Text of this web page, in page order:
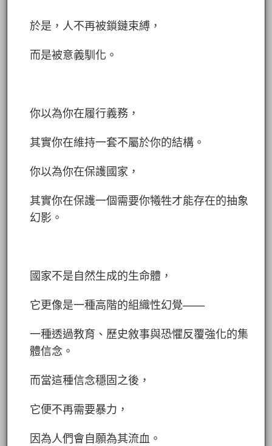
於是，人不再被鎖鏈束縛，
而是被意義馴化。
你以為你在履行義務，
其實你在維持一套不屬於你的結構。
你以為你在保護國家，
其實你在保護一個需要你犧牲才能存在的抽象
幻影。
國家不是自然生成的生命體，
它更像是一種高階的組織性幻覺——
一種透過教育、歷史敘事與恐懼反覆強化的集
體信念。
而當這種信念穩固之後，
它便不再需要暴力，
因為人們會自願為其流血。